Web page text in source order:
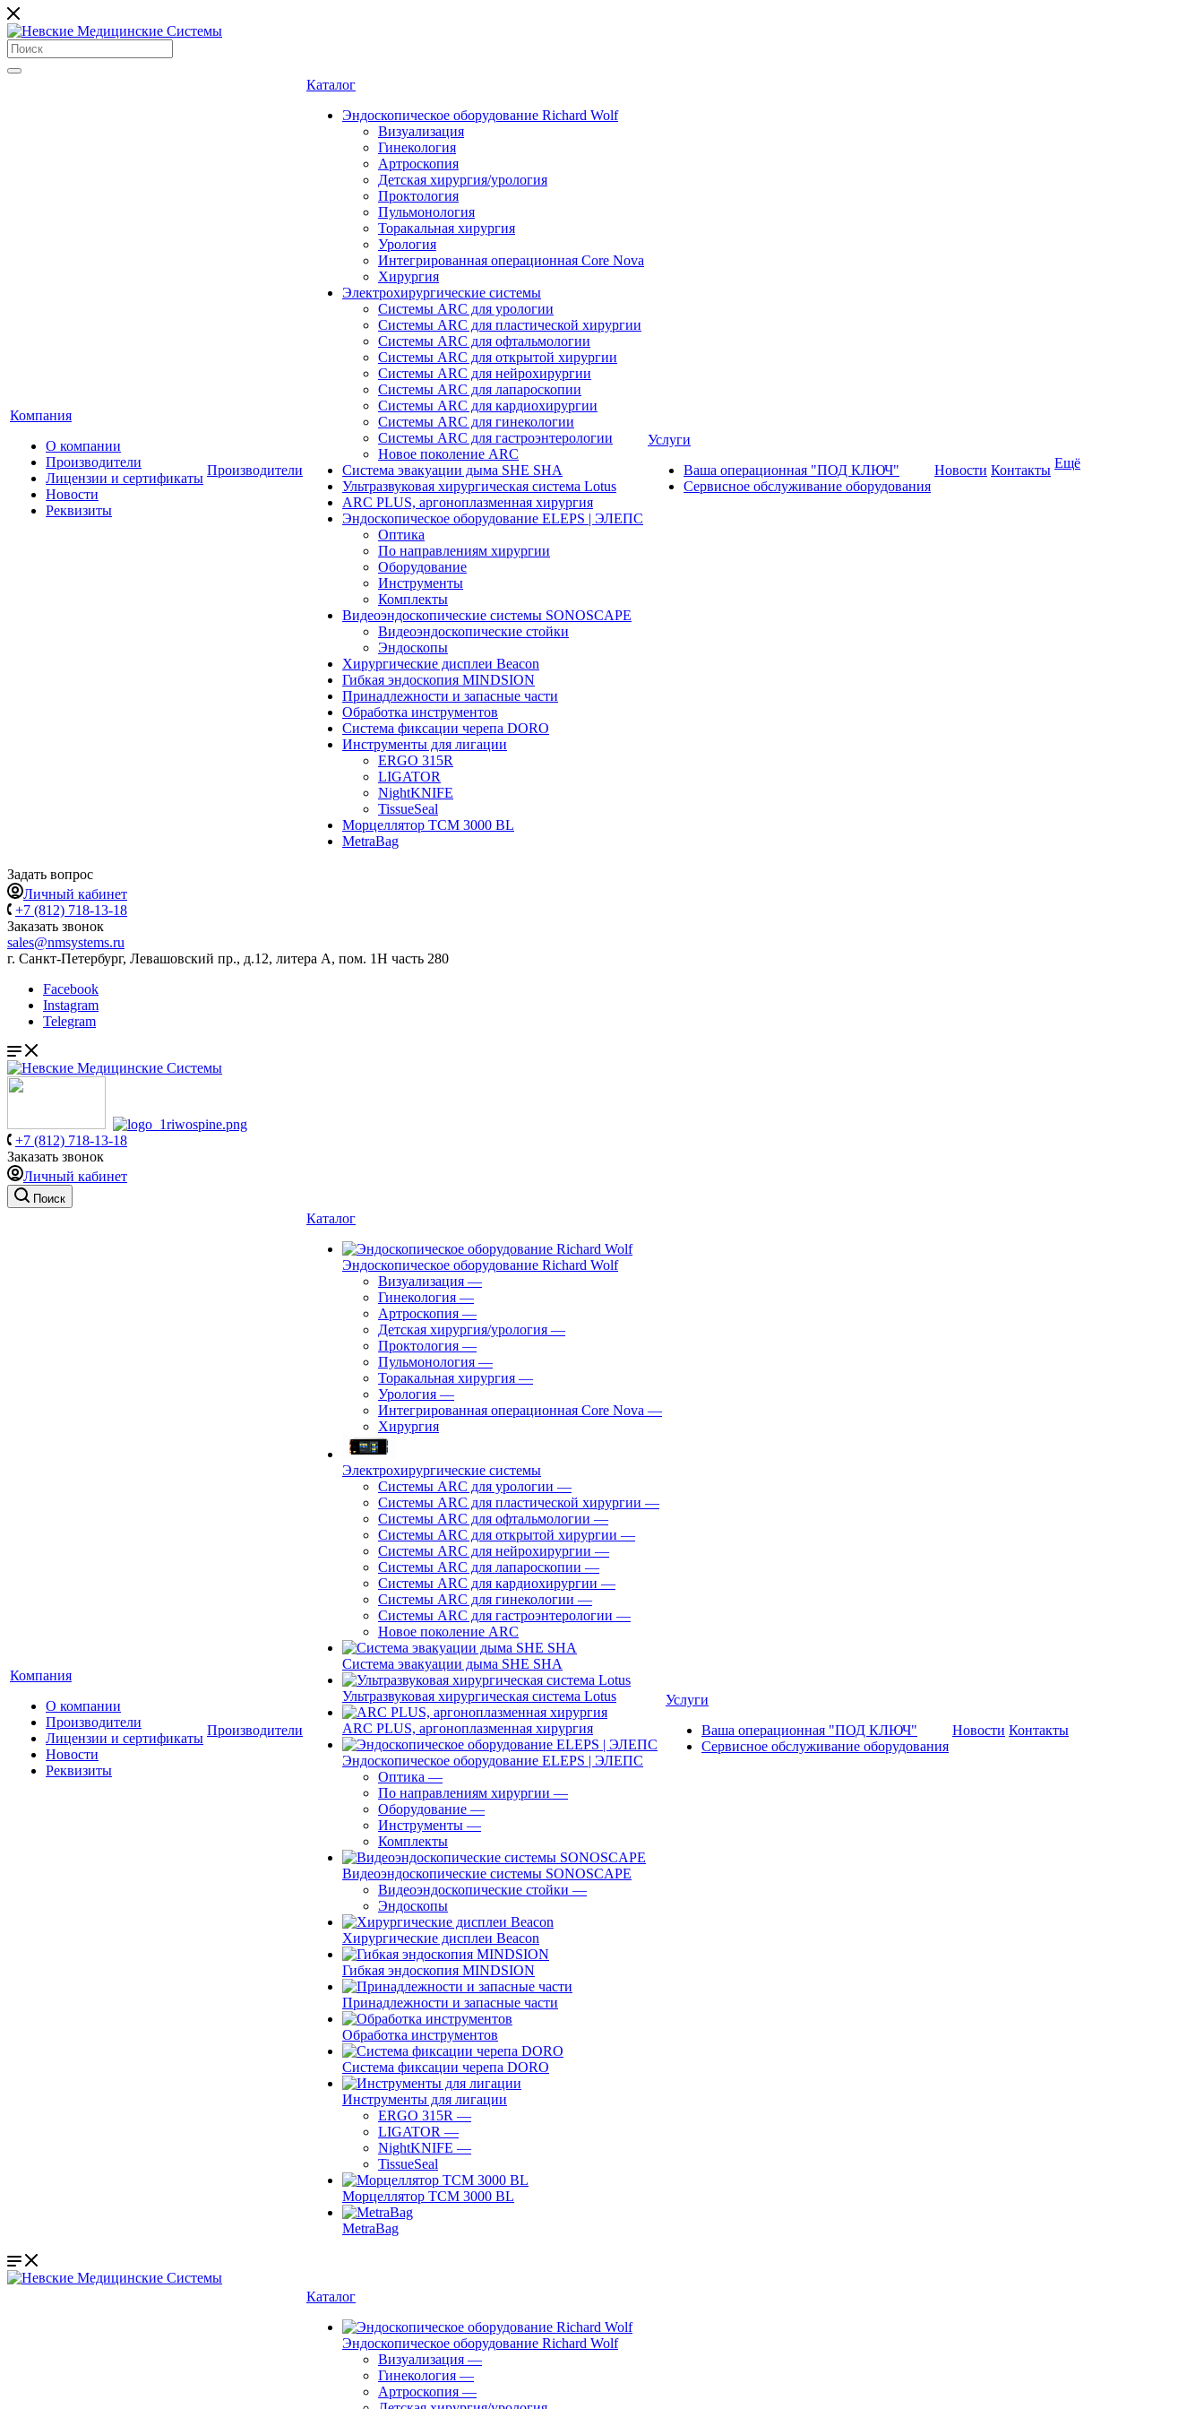
Компания
О компании
Производители
Лицензии и сертификаты
Новости
Реквизиты
Производители
Каталог
Эндоскопическое оборудование Richard Wolf
Визуализация
Гинекология
Артроскопия
Детская хирургия/урология
Проктология
Пульмонология
Торакальная хирургия
Урология
Интегрированная операционная Core Nova
Хирургия
Электрохирургические системы
Системы ARC для урологии
Системы ARC для пластической хирургии
Системы ARC для офтальмологии
Системы ARC для открытой хирургии
Системы ARC для нейрохирургии
Системы ARC для лапароскопии
Системы ARC для кардиохирургии
Системы ARC для гинекологии
Системы ARC для гастроэнтерологии
Новое поколение ARC
Система эвакуации дыма SHE SHA
Ультразвуковая хирургическая система Lotus
ARC PLUS, аргоноплазменная хирургия
Эндоскопическое оборудование ELEPS | ЭЛЕПС
Оптика
По направлениям хирургии
Оборудование
Инструменты
Комплекты
Видеоэндоскопические системы SONOSCAPE
Видеоэндоскопические стойки
Эндоскопы
Хирургические дисплеи Beacon
Гибкая эндоскопия MINDSION
Принадлежности и запасные части
Обработка инструментов
Система фиксации черепа DORO
Инструменты для лигации
ERGO 315R
LIGATOR
NightKNIFE
TissueSeal
Морцеллятор ТСМ 3000 BL
MetraBag
Услуги
Ваша операционная "ПОД КЛЮЧ"
Сервисное обслуживание оборудования
Новости Контакты Ещё
Задать вопрос
Личный кабинет
+7 (812) 718-13-18
Заказать звонок
sales@nmsystems.ru
г. Санкт-Петербург, Левашовский пр., д.12, литера А, пом. 1Н часть 280
Facebook
Instagram
Telegram
+7 (812) 718-13-18
Заказать звонок
Личный кабинет
Поиск
Компания
О компании
Производители
Лицензии и сертификаты
Новости
Реквизиты
Производители
Каталог
Эндоскопическое оборудование Richard Wolf
Визуализация —
Гинекология —
Артроскопия —
Детская хирургия/урология —
Проктология —
Пульмонология —
Торакальная хирургия —
Урология —
Интегрированная операционная Core Nova —
Хирургия
Электрохирургические системы
Системы ARC для урологии —
Системы ARC для пластической хирургии —
Системы ARC для офтальмологии —
Системы ARC для открытой хирургии —
Системы ARC для нейрохирургии —
Системы ARC для лапароскопии —
Системы ARC для кардиохирургии —
Системы ARC для гинекологии —
Системы ARC для гастроэнтерологии —
Новое поколение ARC
Система эвакуации дыма SHE SHA
Ультразвуковая хирургическая система Lotus
ARC PLUS, аргоноплазменная хирургия
Эндоскопическое оборудование ELEPS | ЭЛЕПС
Оптика —
По направлениям хирургии —
Оборудование —
Инструменты —
Комплекты
Видеоэндоскопические системы SONOSCAPE
Видеоэндоскопические стойки —
Эндоскопы
Хирургические дисплеи Beacon
Гибкая эндоскопия MINDSION
Принадлежности и запасные части
Обработка инструментов
Система фиксации черепа DORO
Инструменты для лигации
ERGO 315R —
LIGATOR —
NightKNIFE —
TissueSeal
Морцеллятор ТСМ 3000 BL
MetraBag
Услуги
Ваша операционная "ПОД КЛЮЧ"
Сервисное обслуживание оборудования
Новости Контакты
Каталог
Эндоскопическое оборудование Richard Wolf
Визуализация —
Гинекология —
Артроскопия —